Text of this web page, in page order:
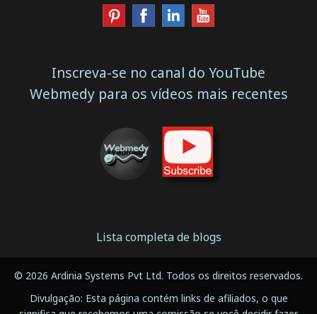
Inscreva-se no canal do YouTube
Webmedy para os vídeos mais recentes
Lista completa de blogs
© 2026 Ardinia Systems Pvt Ltd. Todos os direitos reservados.
Divulgação: Esta página contém links de afiliados, o que